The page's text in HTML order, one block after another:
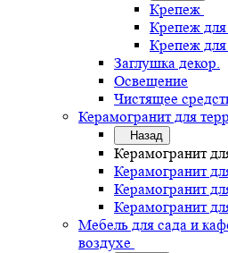
Крепеж
Крепеж для
Крепеж
Заглушка декор.
Освещение
Чистящее
Керамогранит для
Назад
Керамогранит
Керамогранит
Керамогранит
Керамогранит
Мебель для сада и
воздухе